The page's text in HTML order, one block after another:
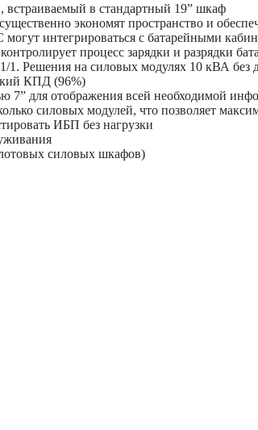
в стандартный 19” шкаф
экономят пространство и
интегрироваться с батарейными
процесс зарядки и разрядки
Решения на силовых модулях 10 кВА без
КПД (96%)
7” для отображения всей необходимой
силовых модулей, что позволяет
ИБП без нагрузки
силовых шкафов)